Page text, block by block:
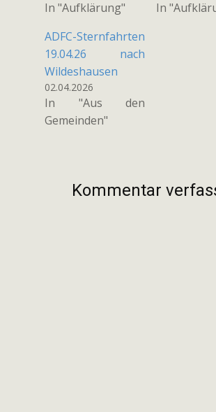
In "Aufklärung"
In
ADFC-Sternfahrten
19.04.26 nach
Wildeshausen
02.04.2026
In "Aus den
Gemeinden"
Kommentar